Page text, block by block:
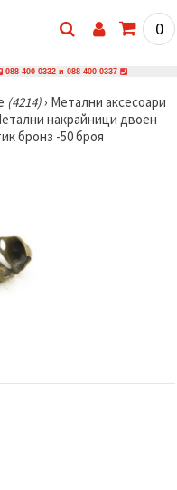
0
088 400 0332 и 088 400 0337
(4214)› Метални аксесоари
накрайници двоен
бронз -50 броя